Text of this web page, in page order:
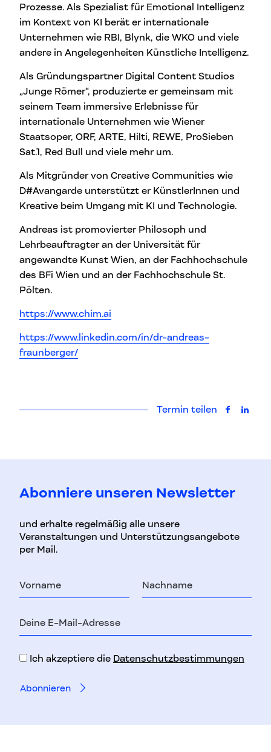
Prozesse. Als Spezialist für Emotional Intelligenz
im Kontext von KI berät er internationale
Unternehmen wie RBI, Blynk, die WKO und viele
andere in Angelegenheiten Künstliche Intelligenz.
Als Gründungspartner Digital Content Studios
„Junge Römer“, produzierte er gemeinsam mit
seinem Team immersive Erlebnisse für
internationale Unternehmen wie Wiener
Staatsoper, ORF, ARTE, Hilti, REWE, ProSieben
Sat.1, Red Bull und viele mehr um.
Als Mitgründer von Creative Communities wie
D#Avangarde unterstützt er KünstlerInnen und
Kreative beim Umgang mit KI und Technologie.
Andreas ist promovierter Philosoph und
Lehrbeauftragter an der Universität für
angewandte Kunst Wien, an der Fachhochschule
des BFi Wien und an der Fachhochschule St.
Pölten.
https://www.chim.ai
https://www.linkedin.com/in/dr-andreas-
fraunberger/
Termin teilen auf auf
Abonniere unseren Newsletter
und erhalte regelmäßig alle unsere
Veranstaltungen und Unterstützungsangebote
per Mail.
Mail-
Ich akzeptiere die Datenschutzbestimmungen